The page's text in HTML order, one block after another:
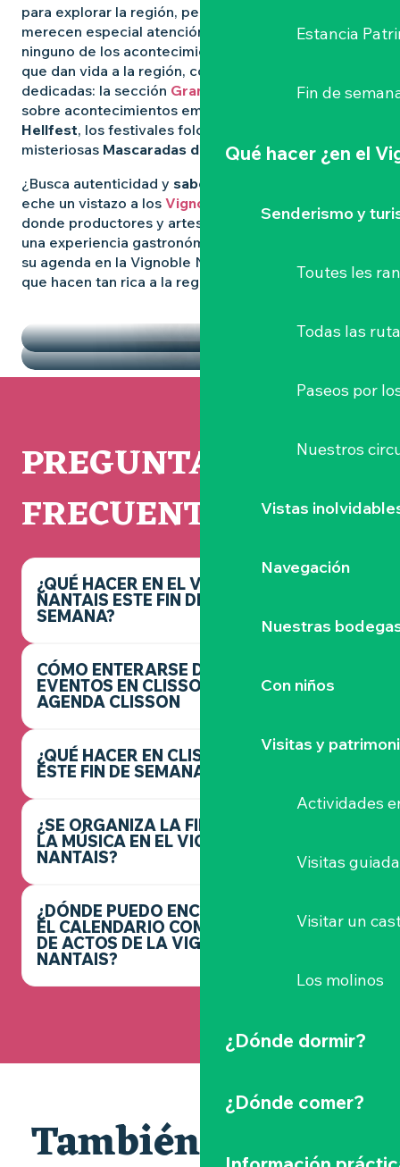
Estancia
Fin de
Qué hacer ¿en el
Senderismo y
Toutes les
Todas las
Paseos por
Nuestros
Vistas
Navegación
Nuestras
Con niños
Visitas y
Actividades
Visitas
Visitar un
Los molinos
¿Dónde dormir?
¿Dónde comer?
para explorar la región, pero algunas experiencias
merecen especial atención. Para no perderse
ninguno de los acontecimientos más destacados
que dan vida a la región, consulte nuestras páginas
dedicadas: la sección Grandes Eventos
le informa
sobre acontecimientos emblemáticos como
Hellfest, los festivales folclóricos salvajes y las
misteriosas Mascaradas de Clisson
¿Busca autenticidad y sabores locales
eche un vistazo a los Vignoble Nantais Mercados
donde productores y artesanos se reúnen para vivir
una experiencia gastronómica de convivencia. Llene
su agenda en la Vignoble Nantais con las pepitas
que hacen tan rica a la región.
LOS MERCADOS
PREGUNTAS
FRECUENTES
¿QUÉ HACER EN EL VIGNOBLE
NANTAIS ESTE FIN DE
SEMANA?
CÓMO ENTERARSE DE LOS
EVENTOS EN CLISSON -
AGENDA CLISSON
¿QUÉ HACER EN CLISSON
ESTE FIN DE SEMANA?
¿SE ORGANIZA LA FIESTA DE
LA MÚSICA EN EL VIGNOBLE
NANTAIS?
¿DÓNDE PUEDO ENCONTRAR
EL CALENDARIO COMPLETO
DE ACTOS DE LA VIGNOBLE
NANTAIS?
También le puede